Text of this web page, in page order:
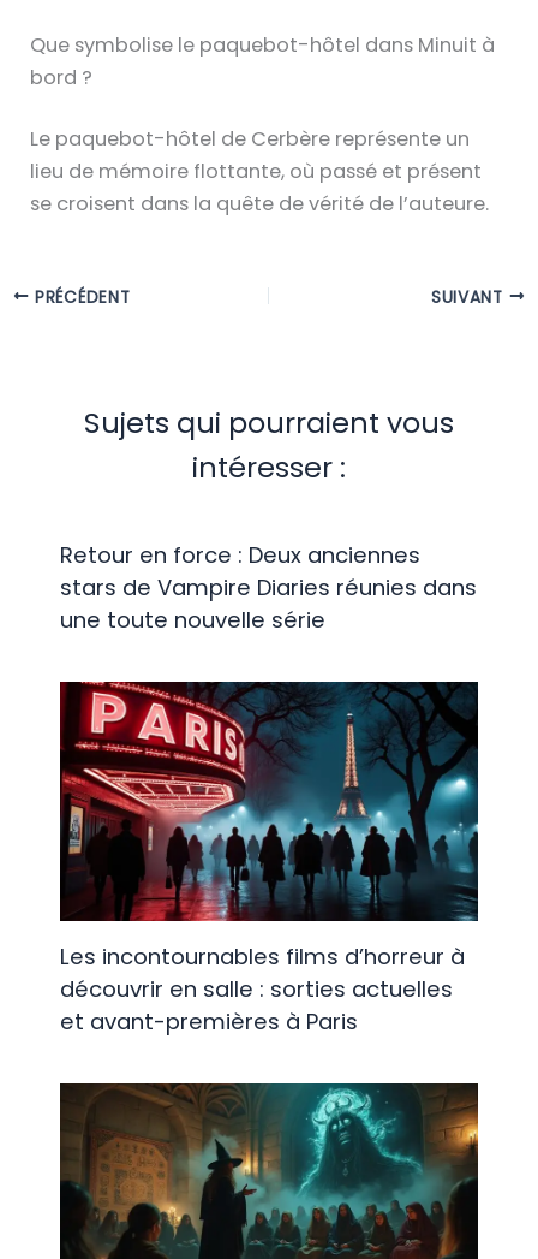
Que symbolise le paquebot-hôtel dans Minuit à
bord ?
Le paquebot-hôtel de Cerbère représente un
lieu de mémoire flottante, où passé et présent
se croisent dans la quête de vérité de l’auteure.
PRÉCÉDENT SUIVANT
Sujets qui pourraient vous
intéresser :
Retour en force : Deux anciennes
stars de Vampire Diaries réunies dans
une toute nouvelle série
Les incontournables films d’horreur à
découvrir en salle : sorties actuelles
et avant-premières à Paris